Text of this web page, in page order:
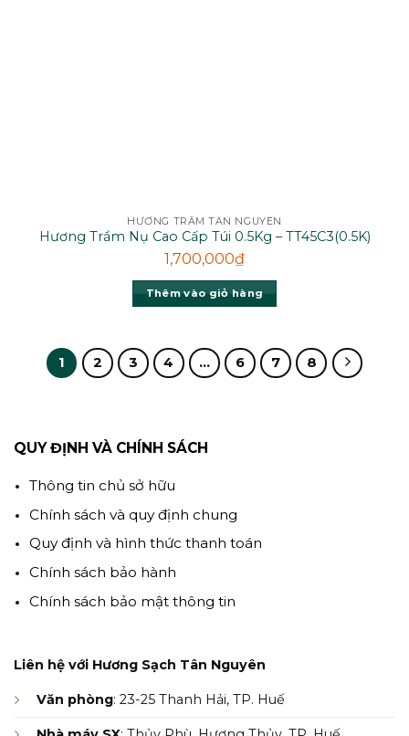
HƯƠNG TRẦM TÂN NGUYÊN
Hương Trầm Nụ Cao Cấp Túi 0.5Kg – TT45C3(0.5K)
1,700,000₫
Thêm vào giỏ hàng
1 2 3 4 … 6 7 8
QUY ĐỊNH VÀ CHÍNH SÁCH
Thông tin chủ sở hữu
Chính sách và quy định chung
Quy định và hình thức thanh toán
Chính sách bảo hành
Chính sách bảo mật thông tin
Liên hệ với Hương Sạch Tân Nguyên
Văn phòng: 23-25 Thanh Hải, TP. Huế